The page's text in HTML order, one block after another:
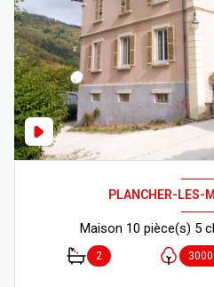
PLANCHER-LES-
2